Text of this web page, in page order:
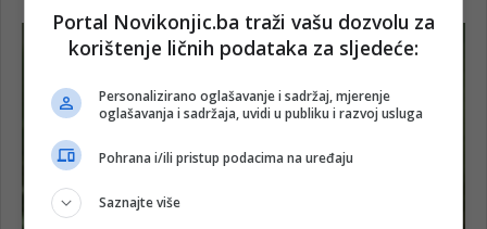
Portal Novikonjic.ba traži vašu dozvolu za
korištenje ličnih podataka za sljedeće:
Personalizirano oglašavanje i sadržaj, mjerenje
oglašavanja i sadržaja, uvidi u publiku i razvoj usluga
Pohrana i/ili pristup podacima na uređaju
Saznajte više